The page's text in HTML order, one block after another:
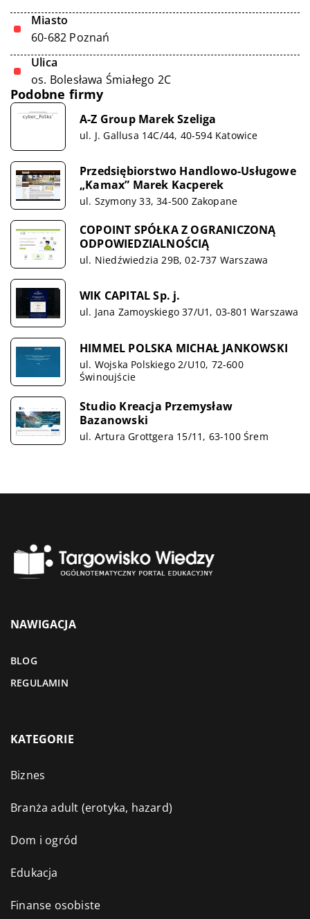
Miasto
60-682 Poznań
Ulica
os. Bolesława Śmiałego 2C
Podobne firmy
A-Z Group Marek Szeliga
ul. J. Gallusa 14C/44, 40-594 Katowice
Przedsiębiorstwo Handlowo-Usługowe
„Kamax” Marek Kacperek
ul. Szymony 33, 34-500 Zakopane
COPOINT SPÓŁKA Z OGRANICZONĄ
ODPOWIEDZIALNOŚCIĄ
ul. Niedźwiedzia 29B, 02-737 Warszawa
WIK CAPITAL Sp. j.
ul. Jana Zamoyskiego 37/U1, 03-801 Warszawa
HIMMEL POLSKA MICHAŁ JANKOWSKI
ul. Wojska Polskiego 2/U10, 72-600
Świnoujście
Studio Kreacja Przemysław
Bazanowski
ul. Artura Grottgera 15/11, 63-100 Śrem
NAWIGACJA
BLOG
REGULAMIN
KATEGORIE
Biznes
Branża adult (erotyka, hazard)
Dom i ogród
Edukacja
Finanse osobiste